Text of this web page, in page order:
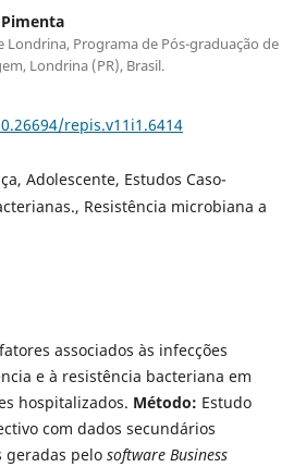
Londrina, Programa de Pós-graduação de
Londrina (PR), Brasil.
repis.v11i1.6414
Adolescente, Estudos Caso-
Resistência microbiana a
associados às infecções
e à resistência bacteriana em
hospitalizados. Método: Estudo
com dados secundários
geradas pelo software Business